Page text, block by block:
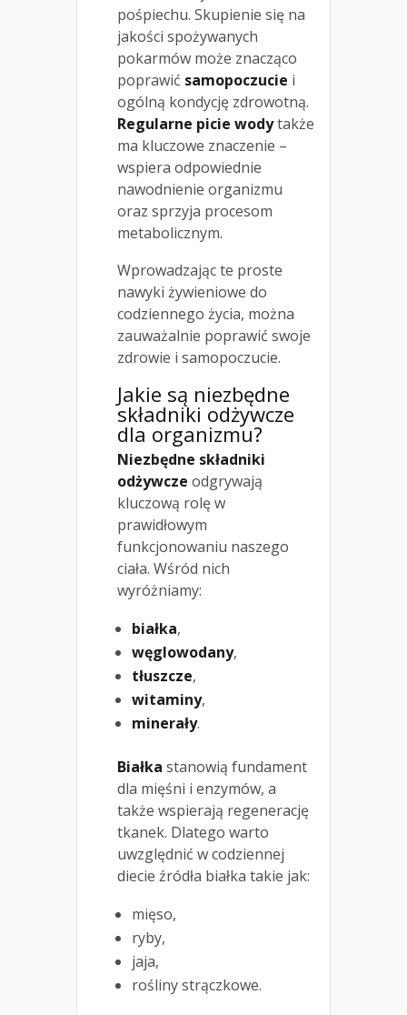
pośpiechu. Skupienie się na
jakości spożywanych
pokarmów może znacząco
poprawić samopoczucie i
ogólną kondycję zdrowotną.
Regularne picie wodytakże
ma kluczowe znaczenie –
wspiera odpowiednie
nawodnienie organizmu
oraz sprzyja procesom
metabolicznym.
Wprowadzając te proste
nawyki żywieniowe do
codziennego życia, można
zauważalnie poprawić swoje
zdrowie i samopoczucie.
Jakie są niezbędne
składniki odżywcze
dla organizmu?
Niezbędne składniki
odżywcze odgrywają
kluczową rolę w
prawidłowym
funkcjonowaniu naszego
ciała. Wśród nich
wyróżniamy:
białka,
węglowodany,
tłuszcze,
witaminy,
minerały.
Białka stanowią fundament
dla mięśni i enzymów, a
także wspierają regenerację
tkanek. Dlatego warto
uwzględnić w codziennej
diecie źródła białka takie jak:
mięso,
ryby,
jaja,
rośliny strączkowe.